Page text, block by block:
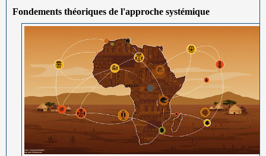
Fondements théoriques de l'approche systémique